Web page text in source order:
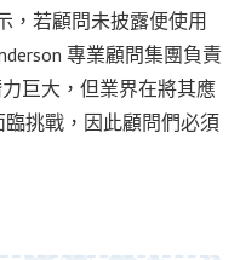
，若顧問未披露便使用
專業顧問集團負責
巨大，但業界在將其應
挑戰，因此顧問們必須